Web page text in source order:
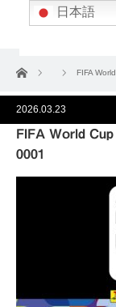
ホーム FIFA
2026.03.23
FIFA World
0001
日本語